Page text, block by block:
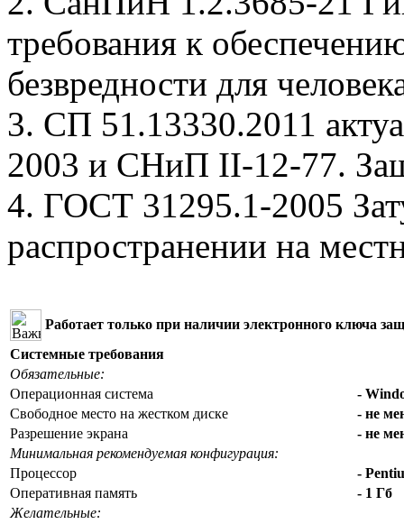
требования к
безвредности для
3. СП 51.13330.2011
2003 и СНиП II-12-77.
4. ГОСТ 31295.1-2005
распространении на
Работает только при наличии электронного ключа
Системные требования
Обязательные:
Операционная система
-
Свободное место на жестком диске
- не
Разрешение экрана
- не
Минимальная рекомендуемая конфигурация:
Процессор
-
Оперативная память
- 1 Гб
Желательные: